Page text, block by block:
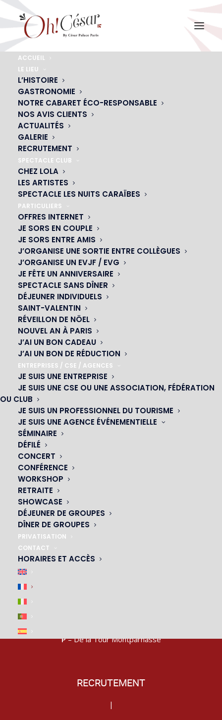
ACCUEIL
LE LIEU
L’HISTOIRE
GASTRONOMIE
NOTRE CABARET ÉCO-RESPONSABLE
NOS AVIS CLIENTS
ACTUALITÉS
GALERIE
RECRUTEMENT
SPECTACLE CLUB
CHEZ LOLA
LES ARTISTES
SPECTACLE LES NUITS CARAÏBES
PARTICULIERS
OFFRES INTERNET
JE SORS EN COUPLE
JE SORS ENTRE AMIS
J’ORGANISE UNE SORTIE ENTRE COLLÈGUES
J’ORGANISE UN EVJF / EVG
JE FÊTE UN ANNIVERSAIRE
SPECTACLE SANS DÎNER
DÉJEUNER INDIVIDUELS
SAINT-VALENTIN
RÉVEILLON DE NÖEL
NOUVEL AN À PARIS
J’AI UN BON CADEAU
J’AI UN BON DE RÉDUCTION
ENTREPRISES / CSE / AGENCES
JE SUIS UNE ENTREPRISE
JE SUIS UNE CSE OU UNE ASSOCIATION, FÉDÉRATION
OU CLUB
JE SUIS UN PROFESSIONNEL DU TOURISME
JE SUIS UNE AGENCE ÉVÉNEMENTIELLE
SÉMINAIRE
DÉFILÉ
CONCERT
CONFÉRENCE
WORKSHOP
RETRAITE
SHOWCASE
DÉJEUNER DE GROUPES
DÎNER DE GROUPES
PRIVATISATION
CONTACT
HORAIRES ET ACCÈS
soiree-cabaret-cesar-palace
Comment se passe un spectacle au cabaret Oh ! César ?
soiree-cabaret-cesar-palace
OH! CÉSAR
|
01 45 44 46 20
M4, M6, M12, M13
P– De la Tour Montparnasse
RECRUTEMENT
|